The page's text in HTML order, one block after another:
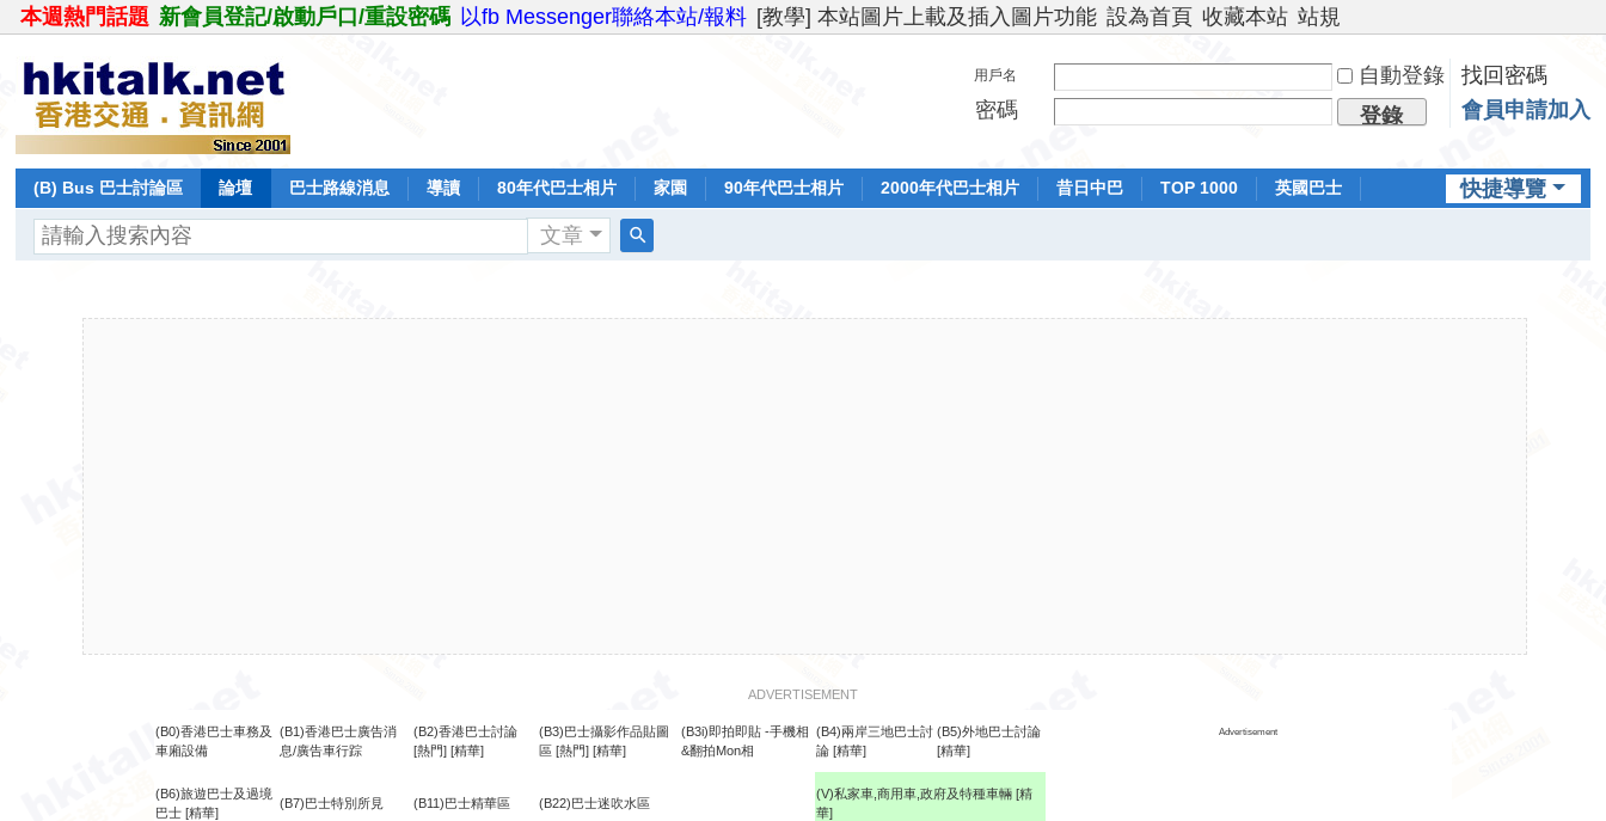
本週熱門話題 新會員登記/啟動戶口/重設密碼 以fb Messenger聯絡本站/報料 [教學] 本站圖片上載及插入圖片功能 設為首頁 收藏本站 站規
用戶名 自動登錄
找回密碼
密碼
登錄 會員申請加入
快捷導覽
(B) Bus 巴士討論區 論壇 巴士路線消息 導讀 80年代巴士相片 家園 90年代巴士相片 2000年代巴士相片 昔日中巴 TOP 1000
英國巴士
文章
ADVERTISEMENT
(B0)香港巴士車務及
車廂設備
(B1)香港巴士廣告消
息/廣告車行踪
(B2)香港巴士討論
[熱門] [精華]
(B3)巴士攝影作品貼圖
區 [熱門] [精華]
(B3i)即拍即貼 -手機相
&翻拍Mon相
(B4)兩岸三地巴士討
論 [精華]
(B5)外地巴士討論
[精華]
Advertisement
(B6)旅遊巴士及過境
巴士 [精華]
(B7)巴士特別所見 (B11)巴士精華區 (B22)巴士迷吹水區
(V)私家車,商用車,政府及特種車輛 [精
華]